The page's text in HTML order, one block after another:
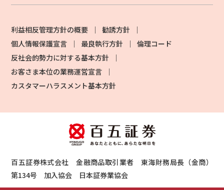
利益相反管理方針の概要
勧誘方針
個人情報保護宣言
最良執行方針
倫理コード
反社会的勢力に対する基本方針
お客さま本位の業務運営宣言
カスタマーハラスメント基本方針
百五証券株式会社 金融商品取引業者 東海財務局長（金商）
第134号 加入協会 日本証券業協会